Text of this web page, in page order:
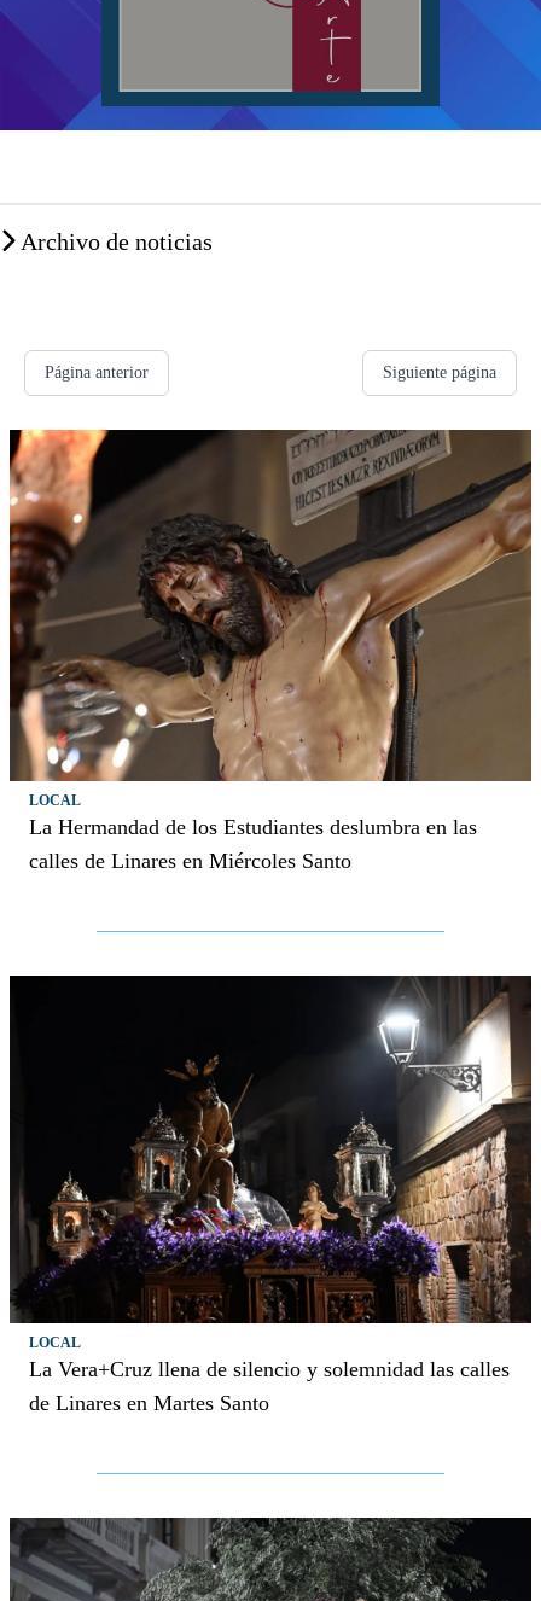
Archivo de noticias
Página anterior Siguiente página
LOCAL
La Hermandad de los Estudiantes deslumbra en las
calles de Linares en Miércoles Santo
LOCAL
La Vera+Cruz llena de silencio y solemnidad las calles
de Linares en Martes Santo